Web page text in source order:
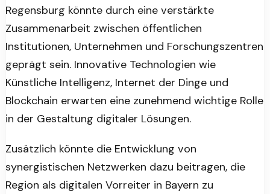
Regensburg könnte durch eine verstärkte
Zusammenarbeit zwischen öffentlichen
Institutionen, Unternehmen und Forschungszentren
geprägt sein. Innovative Technologien wie
Künstliche Intelligenz, Internet der Dinge und
Blockchain erwarten eine zunehmend wichtige Rolle
in der Gestaltung digitaler Lösungen.
Zusätzlich könnte die Entwicklung von
synergistischen Netzwerken dazu beitragen, die
Region als digitalen Vorreiter in Bayern zu